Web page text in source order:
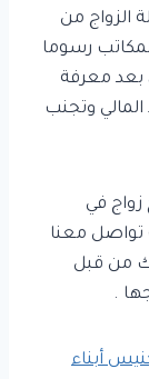
الزواج من
رسوما
بعد معرفة
وتجنب
في
تواصل معنا
من قبل
.
أبناء